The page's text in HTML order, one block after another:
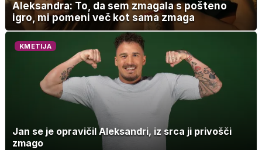
Aleksandra: To, da sem zmagala s pošteno
igro, mi pomeni več kot sama zmaga
KMETIJA
Jan se je opravičil Aleksandri, iz srca ji privošči
zmago